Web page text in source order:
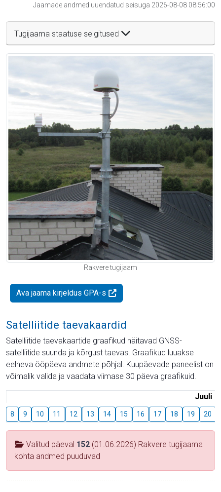
Jaamade andmed uuendatud seisuga 2026-08-08 08:56:00
Tugijaama staatuse selgitused
Rakvere tugijaam
Ava jaama kirjeldus GPA-s
Satelliitide taevakaardid
Satelliitide taevakaartide graafikud näitavad GNSS-
satelliitide suunda ja kõrgust taevas. Graafikud luuakse
eelneva ööpäeva andmete põhjal. Kuupäevade paneelist on
võimalik valida ja vaadata viimase 30 päeva graafikuid.
Juuli
8 9 10 11 12 13 14 15 16 17 18 19 20
Valitud päeval 152 (01.06.2026) Rakvere tugijaama
kohta andmed puuduvad